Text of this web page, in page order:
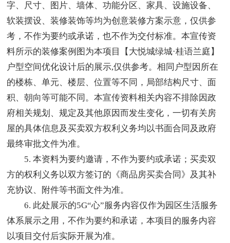
字、尺寸、图片、墙体、功能分区、家具、设施设备、
软装摆设、装修装饰等均为创意装修方案示意，仅供参
考，不作为要约或承诺，也不作为交付标准。本宣传资
料所示的装修案例图为本项目【大悦城绿城·桂语兰庭】
户型空间优化设计后的展示,仅供参考。相同户型因所在
的楼栋、单元、楼层、位置等不同，局部结构尺寸、面
积、朝向等可能不同。本宣传资料相关内容不排除因政
府相关规划、规定及其他原因而发生变化，一切有关房
屋的具体信息及买卖双方权利义务均以书面合同及政府
最终审批文件为准。
5. 本资料为要约邀请，不作为要约或承诺；买卖双
方的权利义务以双方签订的《商品房买卖合同》及其补
充协议、附件等书面文件为准。
6. 此处展示的5G“心”服务内容仅作为园区生活服务
体系展示之用，不作为要约和承诺，本项目的服务内容
以项目交付后实际开展为准。